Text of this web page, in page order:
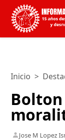
Inicio >
Jose M Lopez